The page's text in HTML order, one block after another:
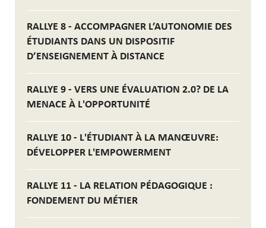
RALLYE 8 - ACCOMPAGNER L’AUTONOMIE DES
ÉTUDIANTS DANS UN DISPOSITIF
D’ENSEIGNEMENT À DISTANCE
RALLYE 9 - VERS UNE ÉVALUATION 2.0? DE LA
MENACE À L'OPPORTUNITÉ
RALLYE 10 - L'ÉTUDIANT À LA MANŒUVRE:
DÉVELOPPER L'EMPOWERMENT
RALLYE 11 - LA RELATION PÉDAGOGIQUE :
FONDEMENT DU MÉTIER